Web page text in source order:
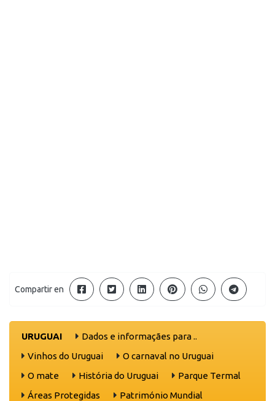
Compartir en
URUGUAI
Dados e informaçães para ..
Vinhos do Uruguai
O carnaval no Uruguai
O mate
História do Uruguai
Parque Termal
Áreas Protegidas
Património Mundial